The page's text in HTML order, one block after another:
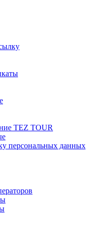
TEZ TOUR
персональных данных